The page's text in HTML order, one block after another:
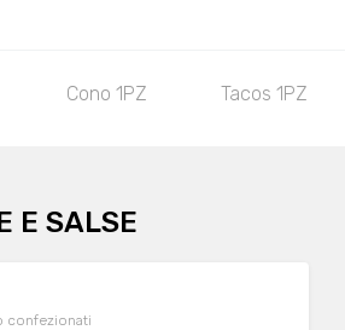
Cono 1PZ Tacos 1PZ
E SALSE
confezionati